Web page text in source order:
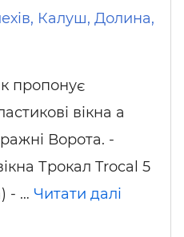
Калуш, Долина,
пропонує
вікна а
Ворота. -
Трокал Trocal 5
- … Читати далі